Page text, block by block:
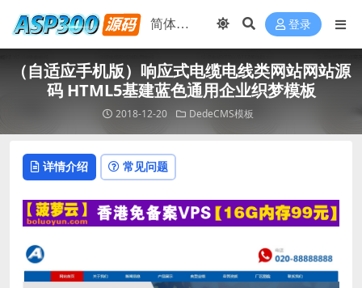
登录
（自适应手机版）响应式电缆电线类网站网站源
码 HTML5基建蓝色通用企业织梦模板
2018-12-20 DedeCMS模板
详情介绍 常见问题